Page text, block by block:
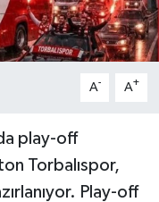
A- A+
play-off
Torbalıspor,
Play-off